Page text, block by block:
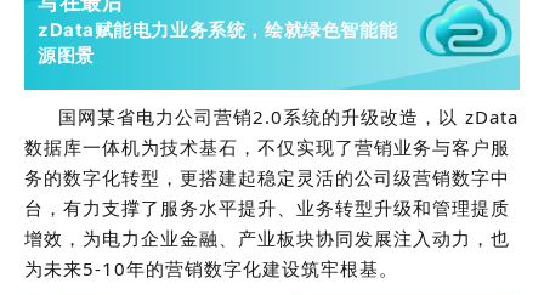
zData赋能电力业务系统，绘就绿色智能能
源图景
国网某省电力公司营销2.0系统的升级改造，以 zData
数据库一体机为技术基石，不仅实现了营销业务与客户服
务的数字化转型，更搭建起稳定灵活的公司级营销数字中
台，有力支撑了服务水平提升、业务转型升级和管理提质
增效，为电力企业金融、产业板块协同发展注入动力，也
为未来5-10年的营销数字化建设筑牢根基。